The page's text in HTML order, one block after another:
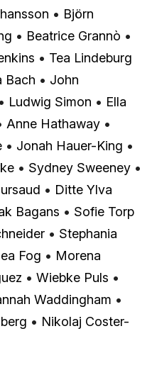
• Björn
• Beatrice Grannò •
• Tea Lindeburg
Bach • John
• Ludwig Simon • Ella
Anne Hathaway •
• Jonah Hauer-King •
• Sydney Sweeney •
• Ditte Ylva
Bagans • Sofie Torp
• Stephania
Fog • Morena
• Wiebke Puls •
Waddingham •
• Nikolaj Coster-